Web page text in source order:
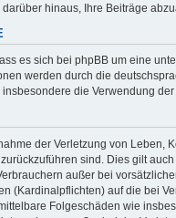
hinaus, Ihre Beiträge
es sich bei phpBB um eine
werden durch die
die Verwendung
der Verletzung von
sind. Dies gilt
außer bei
(Kardinalpflichten) auf die bei
Folgeschäden wie